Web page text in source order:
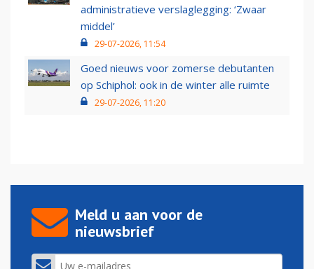
administratieve verslaglegging: ‘Zwaar
middel’
29-07-2026, 11:54
Goed nieuws voor zomerse debutanten
op Schiphol: ook in de winter alle ruimte
29-07-2026, 11:20
Meld u aan voor de
nieuwsbrief